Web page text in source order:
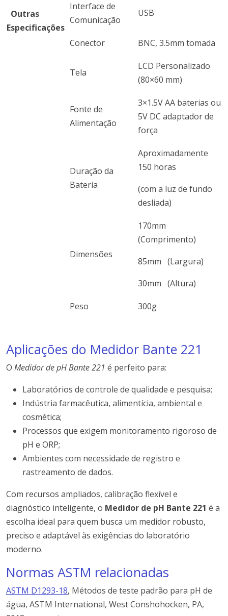
Outras
Especificações
Interface de
Comunicação
USB
Conector BNC, 3.5mm tomada
Tela
LCD Personalizado
(80×60 mm)
Fonte de
Alimentação
3×1.5V AA baterias ou
5V DC adaptador de
força
Duração da
Bateria
Aproximadamente
150 horas
(com a luz de fundo
desliada)
Dimensões
170mm
(Comprimento)
85mm (Largura)
30mm (Altura)
Peso 300g
Aplicações do Medidor Bante 221
O Medidor de pH Bante 221 é perfeito para:
Laboratórios de controle de qualidade e pesquisa;
Indústria farmacêutica, alimentícia, ambiental e
cosmética;
Processos que exigem monitoramento rigoroso de
pH e ORP;
Ambientes com necessidade de registro e
rastreamento de dados.
Com recursos ampliados, calibração flexível e
diagnóstico inteligente, o Medidor de pH Bante 221 é a
escolha ideal para quem busca um medidor robusto,
preciso e adaptável às exigências do laboratório
moderno.
Normas ASTM relacionadas
ASTM D1293-18, Métodos de teste padrão para pH de
água, ASTM International, West Conshohocken, PA,